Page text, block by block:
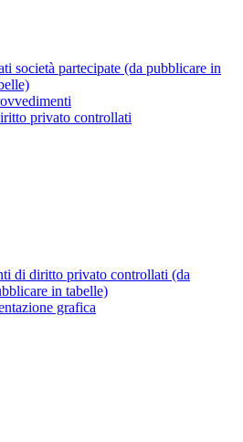
società partecipate (da pubblicare in
privato controllati
di diritto privato controllati (da
in tabelle)
grafica